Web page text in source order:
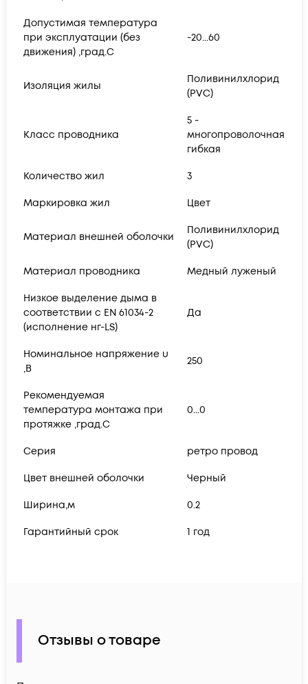
Допустимая температура
при эксплуатации (без
движения) ,град.C
-20...60
Изоляция жилы
Поливинилхлорид
(PVC)
Класс проводника
5 -
многопроволочная
гибкая
Количество жил 3
Маркировка жил Цвет
Материал внешней оболочки
Поливинилхлорид
(PVC)
Материал проводника Медный луженый
Низкое выделение дыма в
соответствии с EN 61034-2
(исполнение нг-LS)
Да
Номинальное напряжение u
,В
250
Рекомендуемая
температура монтажа при
протяжке ,град.C
0...0
Серия ретро провод
Цвет внешней оболочки Черный
Ширина,м 0.2
Гарантийный срок 1 год
Отзывы о товаре